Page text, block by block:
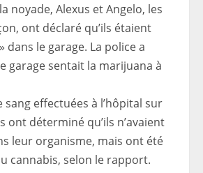
noyade, Alexus et Angelo, les
ont déclaré qu’ils étaient
dans le garage. La police a
garage sentait la marijuana à
sang effectuées à l’hôpital sur
ont déterminé qu’ils n’avaient
leur organisme, mais ont été
cannabis, selon le rapport.